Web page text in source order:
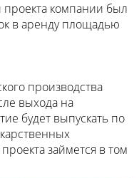
проекта компании был
в аренду площадью
производства
выхода на
будет выпускать по
займется в том